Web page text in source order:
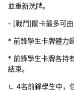
並重新洗牌。
- [戰鬥]關卡最多可
* 前鋒學生卡牌體力
* 前鋒學生卡牌各持
結束。
ㄴ 4名前鋒學生中，